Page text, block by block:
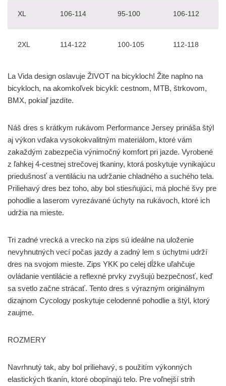
XL 106-114 95-100 106-112
2XL 114-122 100-105 112-118
La Vida design oslavuje ŽIVOT na bicykloch! Žite naplno na
bicykloch, na akomkoľvek bicykli: cestnom, MTB, štrkovom,
BMX, pokiaľ jazdíte.
Náš dres s krátkym rukávom Performance Jersey prináša štýl
aj výkon vďaka vysokokvalitným materiálom, ktoré vám
zakaždým zabezpečia výnimočný komfort pri jazde. Vyrobené
z ľahkej 4-cestnej strečovej tkaniny, ktorá poskytuje vynikajúcu
priedušnosť a ventiláciu na udržanie chladného a suchého tela.
Priliehavý dres bez toho, aby bol stiesňujúci, má ploché švy pre
pohodlie a laserom vyrezávané úchyty na rukávoch, ktoré ich
udržia na mieste.
Tri zadné vrecká a vrecko na zips sú ideálne na uloženie
nevyhnutných vecí počas jazdy a zadný lem s úchytmi udrží
dres na svojom mieste. Zips YKK po celej dĺžke uľahčuje
ovládanie ventilácie a reflexné prvky zvyšujú bezpečnosť, keď
sa svetlo začne strácať. Tento dres s výrazným originálnym
dizajnom Cycology poskytuje celodenné pohodlie a štýl, ktorý
zaujme.
ROZMERY
Navrhnutý tak, aby bol priliehavý, s použitím výkonných
elastických tkanín, ktoré obopínajú telo. Pre voľnejší strih